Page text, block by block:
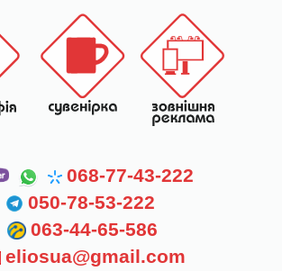
068-77-43-222
050-78-53-222
063-44-65-586
eliosua@gmail.com